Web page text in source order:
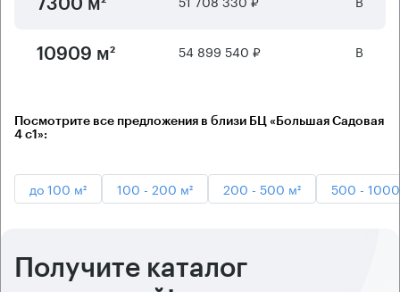
7300 м²
10909 м² 54 899 540 ₽ B
Посмотрите все предложения в близи БЦ «Большая Садовая
4 с1»:
до 100 м² 100 - 200 м² 200 - 500 м² 500 -
Получите каталог